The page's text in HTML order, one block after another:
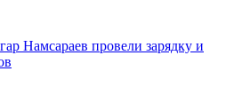
Намсараев провели зарядку и